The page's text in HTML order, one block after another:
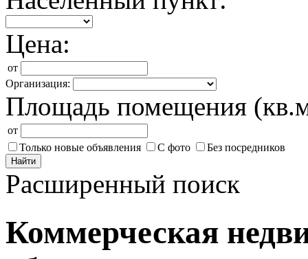
Цена:
от
Организация:
Площадь помещения
от
Только новые объявления
С фото Без посредников
Найти
Расширенный поиск
Коммерческая